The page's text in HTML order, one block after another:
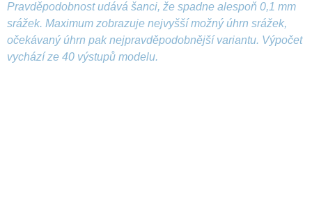
Pravděpodobnost udává šanci, že spadne alespoň 0,1 mm
srážek. Maximum zobrazuje nejvyšší možný úhrn srážek,
očekávaný úhrn pak nejpravděpodobnější variantu. Výpočet
vychází ze 40 výstupů modelu.